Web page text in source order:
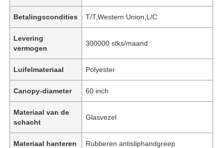
Betalingscondities T/T,Western Union,L/C
Levering
vermogen
300000 stks/maand
Luifelmateriaal Polyester
Canopy-diameter 60 inch
Materiaal van de
schacht
Glasvezel
Materiaal hanteren Rubberen antisliphandgreep